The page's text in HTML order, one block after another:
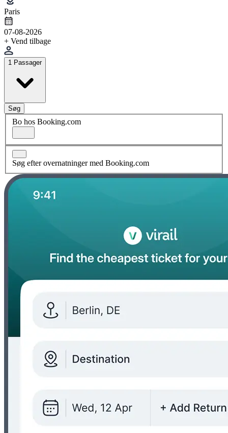
Paris
07-08-2026
+ Vend tilbage
1 Passager
Søg
Bo hos Booking.com
Søg efter overnatninger med Booking.com